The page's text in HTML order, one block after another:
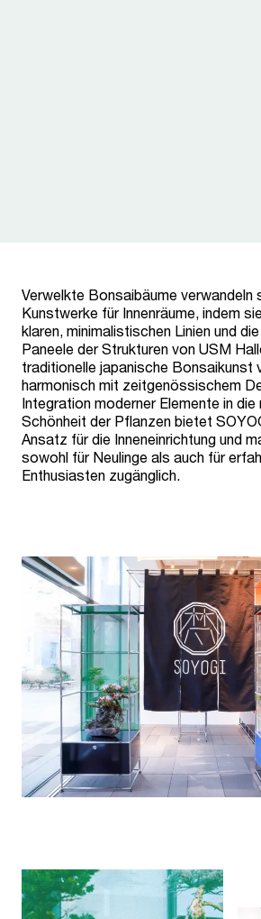
Verwelkte Bonsaibäume verwandeln
Kunstwerke für Innenräume, indem
klaren, minimalistischen Linien und
Paneele der Strukturen von USM
traditionelle japanische Bonsaikunst
harmonisch mit zeitgenössischem
Integration moderner Elemente in die
Schönheit der Pflanzen bietet
Ansatz für die Inneneinrichtung und
sowohl für Neulinge als auch für
Enthusiasten zugänglich.